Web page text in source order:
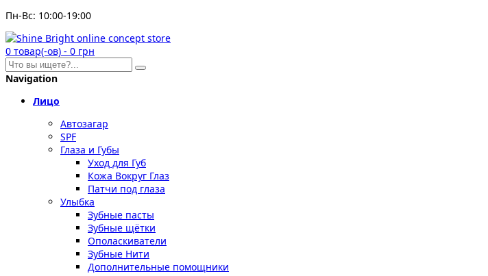
Пн-Вс: 10:00-19:00
0 товар(-ов) - 0 грн
Navigation
Лицо
Автозагар
SPF
Глаза и Губы
Уход для Губ
Кожа Вокруг Глаз
Патчи под глаза
Улыбка
Зубные пасты
Зубные щётки
Ополаскиватели
Зубные Нити
Дополнительные помощники